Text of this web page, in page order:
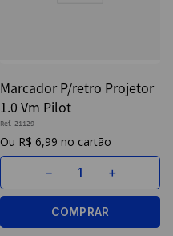
Marcador P/retro Projetor
1.0 Vm Pilot
Ref. 21129
R$ 6,99
＋
－
COMPRAR